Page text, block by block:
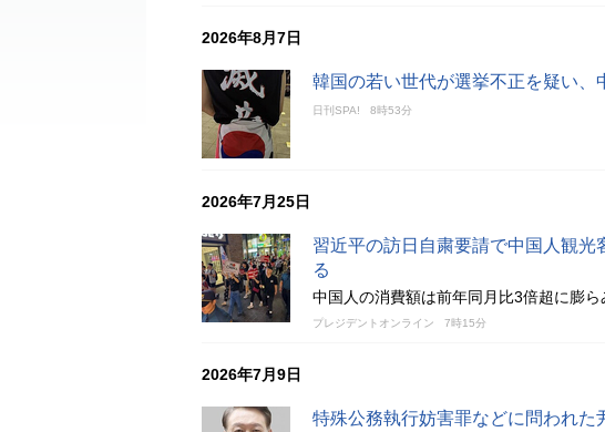
2026年8月7日
韓国の若い世代が選挙不正を疑い、
日刊SPA! 8時53分
2026年7月25日
習近平の訪日自粛要請で中国人観光
る
中国人の消費額は前年同月比3倍超に膨
プレジデントオンライン 7時15分
2026年7月9日
特殊公務執行妨害罪などに問われ